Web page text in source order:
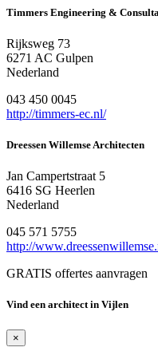
Timmers Engineering &
Rijksweg 73
6271 AC Gulpen
Nederland
043 450 0045
http://timmers-ec.nl/
Dreessen Willemse Architecten
Jan Campertstraat 5
6416 SG Heerlen
Nederland
045 571 5755
http://
GRATIS offertes aanvragen
Vind een architect in Vijlen
×